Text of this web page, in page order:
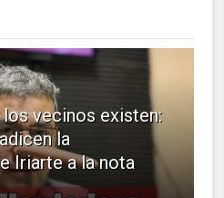
vecinos existen:
la
Iriarte a la nota